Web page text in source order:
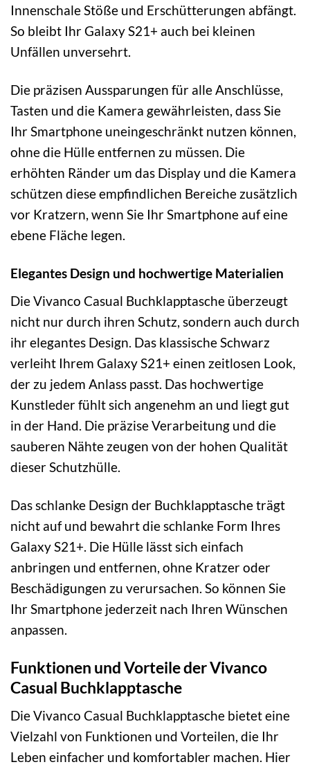
Innenschale Stöße und Erschütterungen abfängt.
So bleibt Ihr Galaxy S21+ auch bei kleinen
Unfällen unversehrt.
Die präzisen Aussparungen für alle Anschlüsse,
Tasten und die Kamera gewährleisten, dass Sie
Ihr Smartphone uneingeschränkt nutzen können,
ohne die Hülle entfernen zu müssen. Die
erhöhten Ränder um das Display und die Kamera
schützen diese empfindlichen Bereiche zusätzlich
vor Kratzern, wenn Sie Ihr Smartphone auf eine
ebene Fläche legen.
Elegantes Design und hochwertige Materialien
Die Vivanco Casual Buchklapptasche überzeugt
nicht nur durch ihren Schutz, sondern auch durch
ihr elegantes Design. Das klassische Schwarz
verleiht Ihrem Galaxy S21+ einen zeitlosen Look,
der zu jedem Anlass passt. Das hochwertige
Kunstleder fühlt sich angenehm an und liegt gut
in der Hand. Die präzise Verarbeitung und die
sauberen Nähte zeugen von der hohen Qualität
dieser Schutzhülle.
Das schlanke Design der Buchklapptasche trägt
nicht auf und bewahrt die schlanke Form Ihres
Galaxy S21+. Die Hülle lässt sich einfach
anbringen und entfernen, ohne Kratzer oder
Beschädigungen zu verursachen. So können Sie
Ihr Smartphone jederzeit nach Ihren Wünschen
anpassen.
Funktionen und Vorteile der Vivanco
Casual Buchklapptasche
Die Vivanco Casual Buchklapptasche bietet eine
Vielzahl von Funktionen und Vorteilen, die Ihr
Leben einfacher und komfortabler machen. Hier